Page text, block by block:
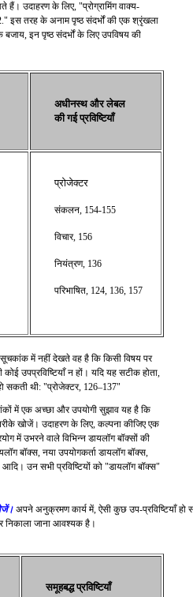
हैं। उदाहरण के लिए, "प्रोग्रामिंग वाक्य-
इस तरह के अनाम पृष्ठ संदर्भों की एक श्रृंखला
इन पृष्ठ संदर्भों के लिए उपविषय की
अधीनस्थ और लेबल
की गई प्रविष्टियाँ
प्रोजेक्टर
संकलन, 154-155
विचार, 156
नियंत्रण, 136
परिभाषित, 124, 136, 157
में नहीं देखते वह है कि किसी विषय पर
उपप्रविष्टियाँ न हों। यदि यह सटीक होता,
सकती थी: "प्रोजेक्टर, 126–137"
में एक अच्छा और उपयोगी सुझाव यह है कि
खोजें। उदाहरण के लिए, कल्पना कीजिए एक
में उभरने वाले विभिन्न डायलॉग बॉक्सों की
बॉक्स, नया उपयोगकर्ता डायलॉग बॉक्स,
आदि। उन सभी प्रविष्टियों को "डायलॉग बॉक्स"
अपने अनुक्रमण कार्य में, ऐसी कुछ उप-प्रविष्टियाँ हो
निकाला जाना आवश्यक है।
समूहबद्ध प्रविष्टियाँ